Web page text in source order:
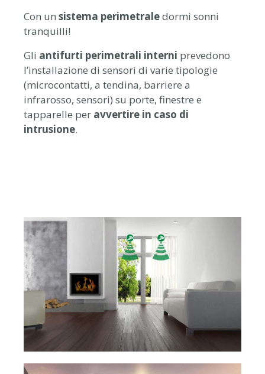
Con un sistema perimetraledormi sonni
tranquilli!
Gli antifurti perimetrali interni prevedono
l’installazione di sensori di varie tipologie
(microcontatti, a tendina, barriere a
infrarosso, sensori) su porte, finestre e
tapparelle per avvertire in caso di
intrusione.